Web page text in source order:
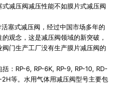
减压阀减压性能不如膜片式减压阀
塞式减压阀，经过中国市场多年的
观念，这是减压阀领域的新突破，
门生产工厂没有生产膜片减压阀的
：RP-6, RP-6K, RP-9, RP-10, RD-
等。水用气体用减压阀型号主要包